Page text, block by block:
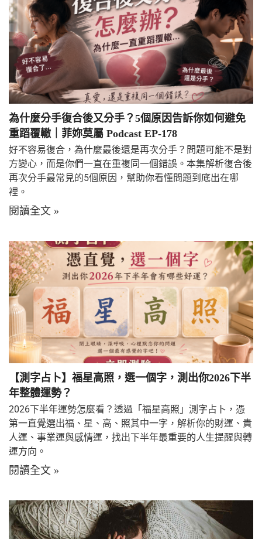
為什麼分手復合後又分手？5個原因告訴你如何避免
重蹈覆轍｜菲妳莫屬 Podcast EP-178
好不容易復合，為什麼最後還是再次分手？問題可能不是對
方變心，而是你們一直在重複同一個錯誤。本集解析復合後
再次分手最常見的5個原因，幫助你看懂問題到底出在哪
裡。
閱讀全文 »
【測字占卜】福星高照，選一個字，測出你2026下半
年整體運勢？
2026下半年運勢怎麼看？透過「福星高照」測字占卜，憑
第一直覺選出福、星、高、照其中一字，解析你的財運、貴
人運、事業運與感情運，找出下半年最重要的人生提醒與轉
運方向。
閱讀全文 »